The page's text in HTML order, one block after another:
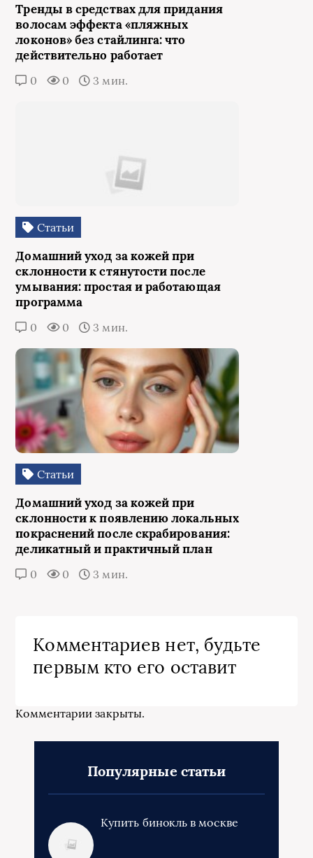
Тренды в средствах для придания
волосам эффекта «пляжных
локонов» без стайлинга: что
действительно работает
0 0 3 мин.
Статьи
Домашний уход за кожей при
склонности к стянутости после
умывания: простая и работающая
программа
0 0 3 мин.
Статьи
Домашний уход за кожей при
склонности к появлению локальных
покраснений после скрабирования:
деликатный и практичный план
0 0 3 мин.
Комментариев нет, будьте
первым кто его оставит
Комментарии закрыты.
Популярные статьи
Купить бинокль в москве